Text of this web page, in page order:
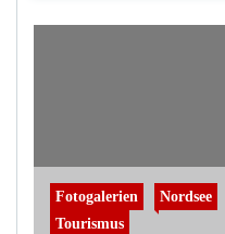
Fotogalerien Nordsee
Tourismus